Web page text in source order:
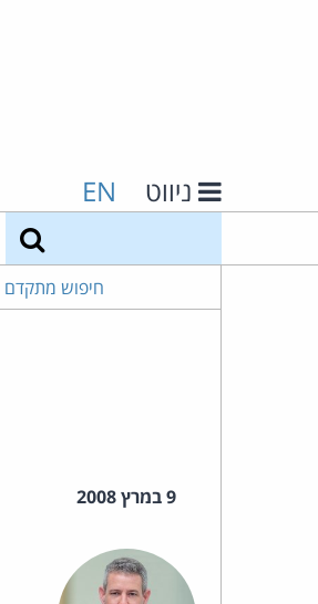
ניווט EN
חיפוש מתקדם
9 במרץ 2008